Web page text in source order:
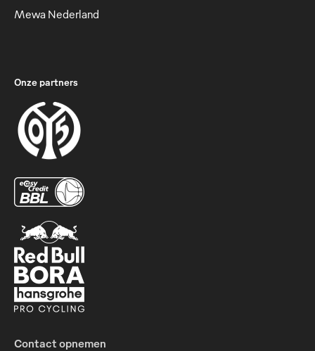
Mewa Nederland
Onze partners
Contact opnemen